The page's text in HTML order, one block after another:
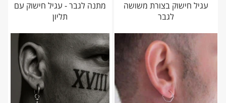
עגיל חישוק בצורת משושה
לגבר
מתנה לגבר - עגיל חישוק עם
תליון